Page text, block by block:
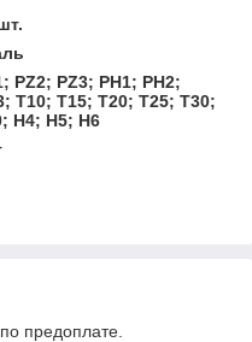
PZ2; PZ3; PH1; PH2;
T10; T15; T20; T25; T30;
H4; H5; H6
предоплате.